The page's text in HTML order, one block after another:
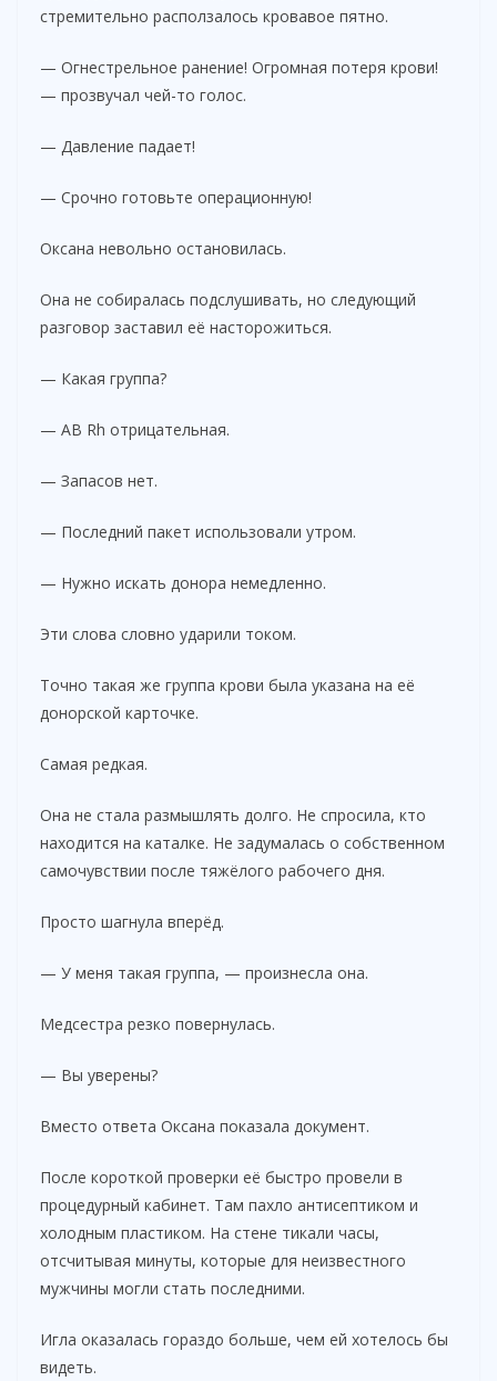
стремительно расползалось кровавое пятно.
— Огнестрельное ранение! Огромная потеря крови!
— прозвучал чей-то голос.
— Давление падает!
— Срочно готовьте операционную!
Оксана невольно остановилась.
Она не собиралась подслушивать, но следующий
разговор заставил её насторожиться.
— Какая группа?
— AB Rh отрицательная.
— Запасов нет.
— Последний пакет использовали утром.
— Нужно искать донора немедленно.
Эти слова словно ударили током.
Точно такая же группа крови была указана на её
донорской карточке.
Самая редкая.
Она не стала размышлять долго. Не спросила, кто
находится на каталке. Не задумалась о собственном
самочувствии после тяжёлого рабочего дня.
Просто шагнула вперёд.
— У меня такая группа, — произнесла она.
Медсестра резко повернулась.
— Вы уверены?
Вместо ответа Оксана показала документ.
После короткой проверки её быстро провели в
процедурный кабинет. Там пахло антисептиком и
холодным пластиком. На стене тикали часы,
отсчитывая минуты, которые для неизвестного
мужчины могли стать последними.
Игла оказалась гораздо больше, чем ей хотелось бы
видеть.